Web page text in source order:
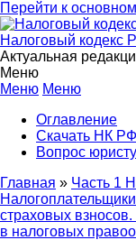
Перейти к
Налоговый кодекс
Актуальная
Меню
Меню Меню
Оглавление
Скачать НК РФ
Вопрос юристу
Главная
Часть 1
страховых
в налоговых